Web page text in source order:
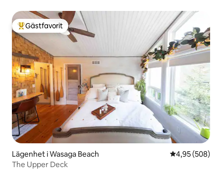
Populär gästfavorit
Gästfavorit
Lägenhet i Wasaga Beach 4,95 av 5 i
4,95 (508)
The Upper Deck